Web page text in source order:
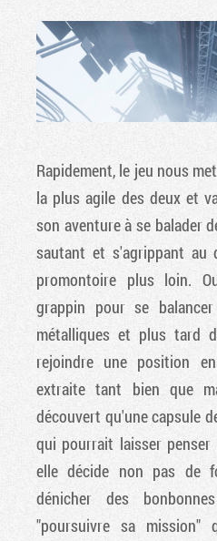
Rapidement, le jeu nous
la plus agile des deux et
son aventure à se balader
sautant et s'agrippant au
promontoire plus loin.
grappin pour se
métalliques et plus tard
rejoindre une position
extraite tant bien que
découvert qu'une capsule
qui pourrait laisser
elle décide non pas de
dénicher des
"poursuivre sa mission"